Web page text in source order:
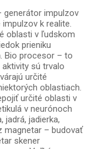
generátor impulzov
k realite.
oblasti v ľudskom
prieniku
Bio procesor – to
sú trvalo
určité
oblastiach.
určité oblasti v
v neurónoch
jadrá, jadierka,
magnetar – budovať
skener